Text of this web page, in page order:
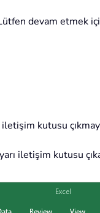
devam etmek
kutusu
iletişim kutusu